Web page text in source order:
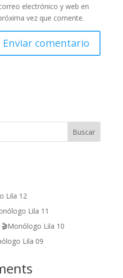
electrónico y web en
vez que comente.
Buscar
Lila 12
Lila 11
🎬Monólogo Lila 10
Lila 09